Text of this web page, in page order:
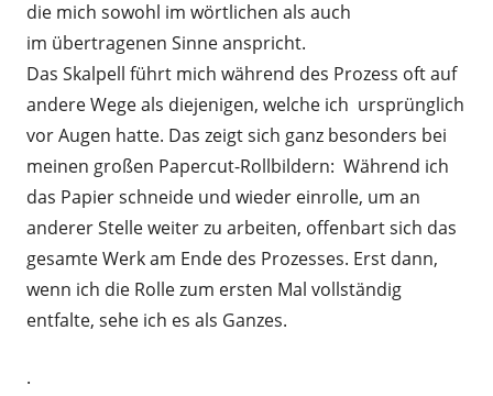
die mich sowohl im wörtlichen als auch
im übertragenen Sinne anspricht.
Das Skalpell führt mich während des Prozess oft auf
andere Wege als diejenigen, welche ich ursprünglich
vor Augen hatte. Das zeigt sich ganz besonders bei
meinen großen Papercut-Rollbildern: Während ich
das Papier schneide und wieder einrolle, um an
anderer Stelle weiter zu arbeiten, offenbart sich das
gesamte Werk am Ende des Prozesses. Erst dann,
wenn ich die Rolle zum ersten Mal vollständig
entfalte, sehe ich es als Ganzes.
.